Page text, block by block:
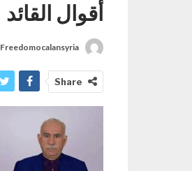
أقوال القائد
Freedomocalansyria
Share